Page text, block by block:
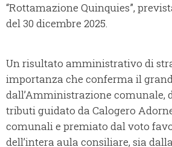
“Rottamazione Quinquies”,
del 30 dicembre 2025.
Un risultato amministrativo di
importanza che conferma il
dall’Amministrazione comunale,
tributi guidato da Calogero
comunali e premiato dal voto
dell’intera aula consiliare, sia